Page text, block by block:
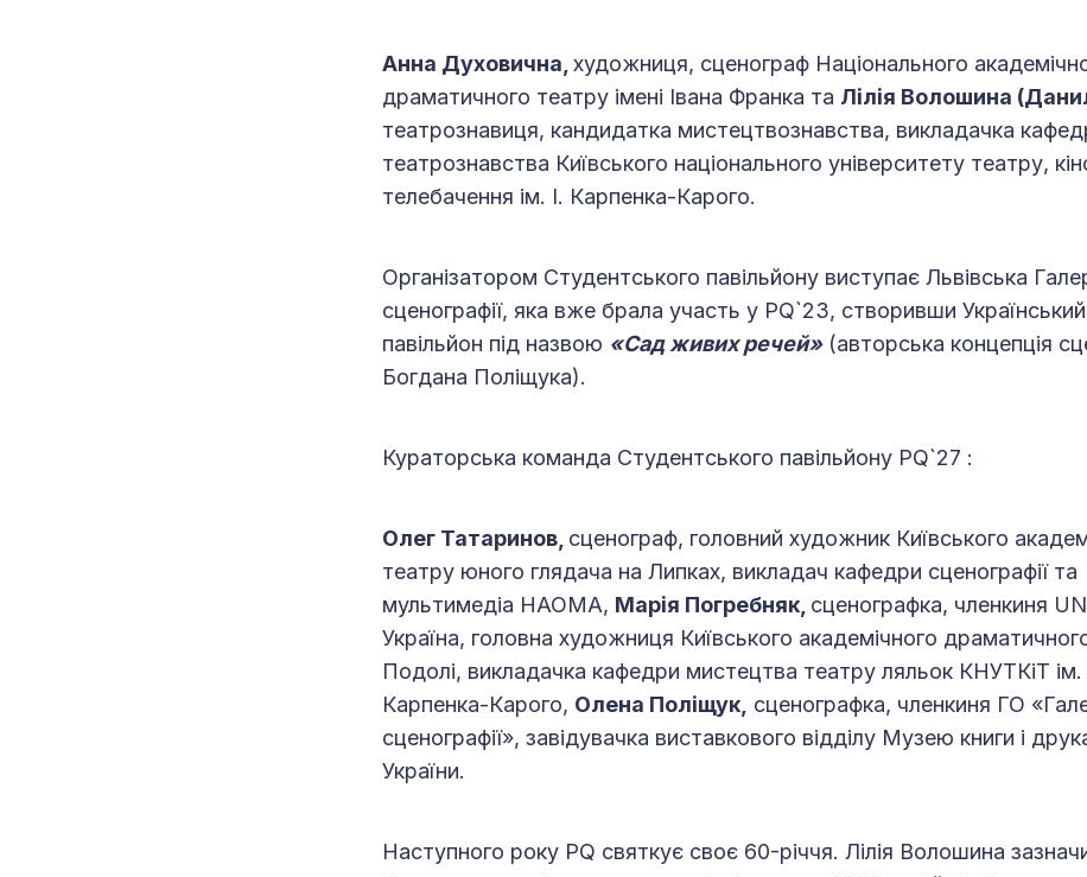
Анна Духовична, художниця, сценограф Національного
драматичного театру імені Івана Франка та Лілія Волошина
театрознавиця, кандидатка мистецтвознавства, викладачка
театрознавства Київського національного університету театру,
телебачення ім. І. Карпенка-Карого.
Організатором Студентського павільйону виступає Львівська
сценографії, яка вже брала участь у PQ`23, створивши Український
павільйон під назвою «Сад живих речей»(авторська концепція
Богдана Поліщука).
Кураторська команда Студентського павільйону PQ`27 :
Олег Татаринов, сценограф, головний художник Київського
театру юного глядача на Липках, викладач кафедри сценографії та
мультимедіа НАОМА, Марія Погребняк, сценографка, членкиня
Україна, головна художниця Київського академічного
Подолі, викладачка кафедри мистецтва театру ляльок КНУТКіТ ім.
Карпенка-Карого, Олена Поліщук, сценографка, членкиня ГО
сценографії», завідувачка виставкового відділу Музею книги і
України.
Наступного року PQ cвяткує своє 60-річчя. Лілія Волошина